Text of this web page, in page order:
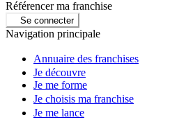
Référencer ma franchise
Se connecter
Navigation principale
Annuaire des franchises
Je découvre
Je me forme
Je choisis ma franchise
Je me lance